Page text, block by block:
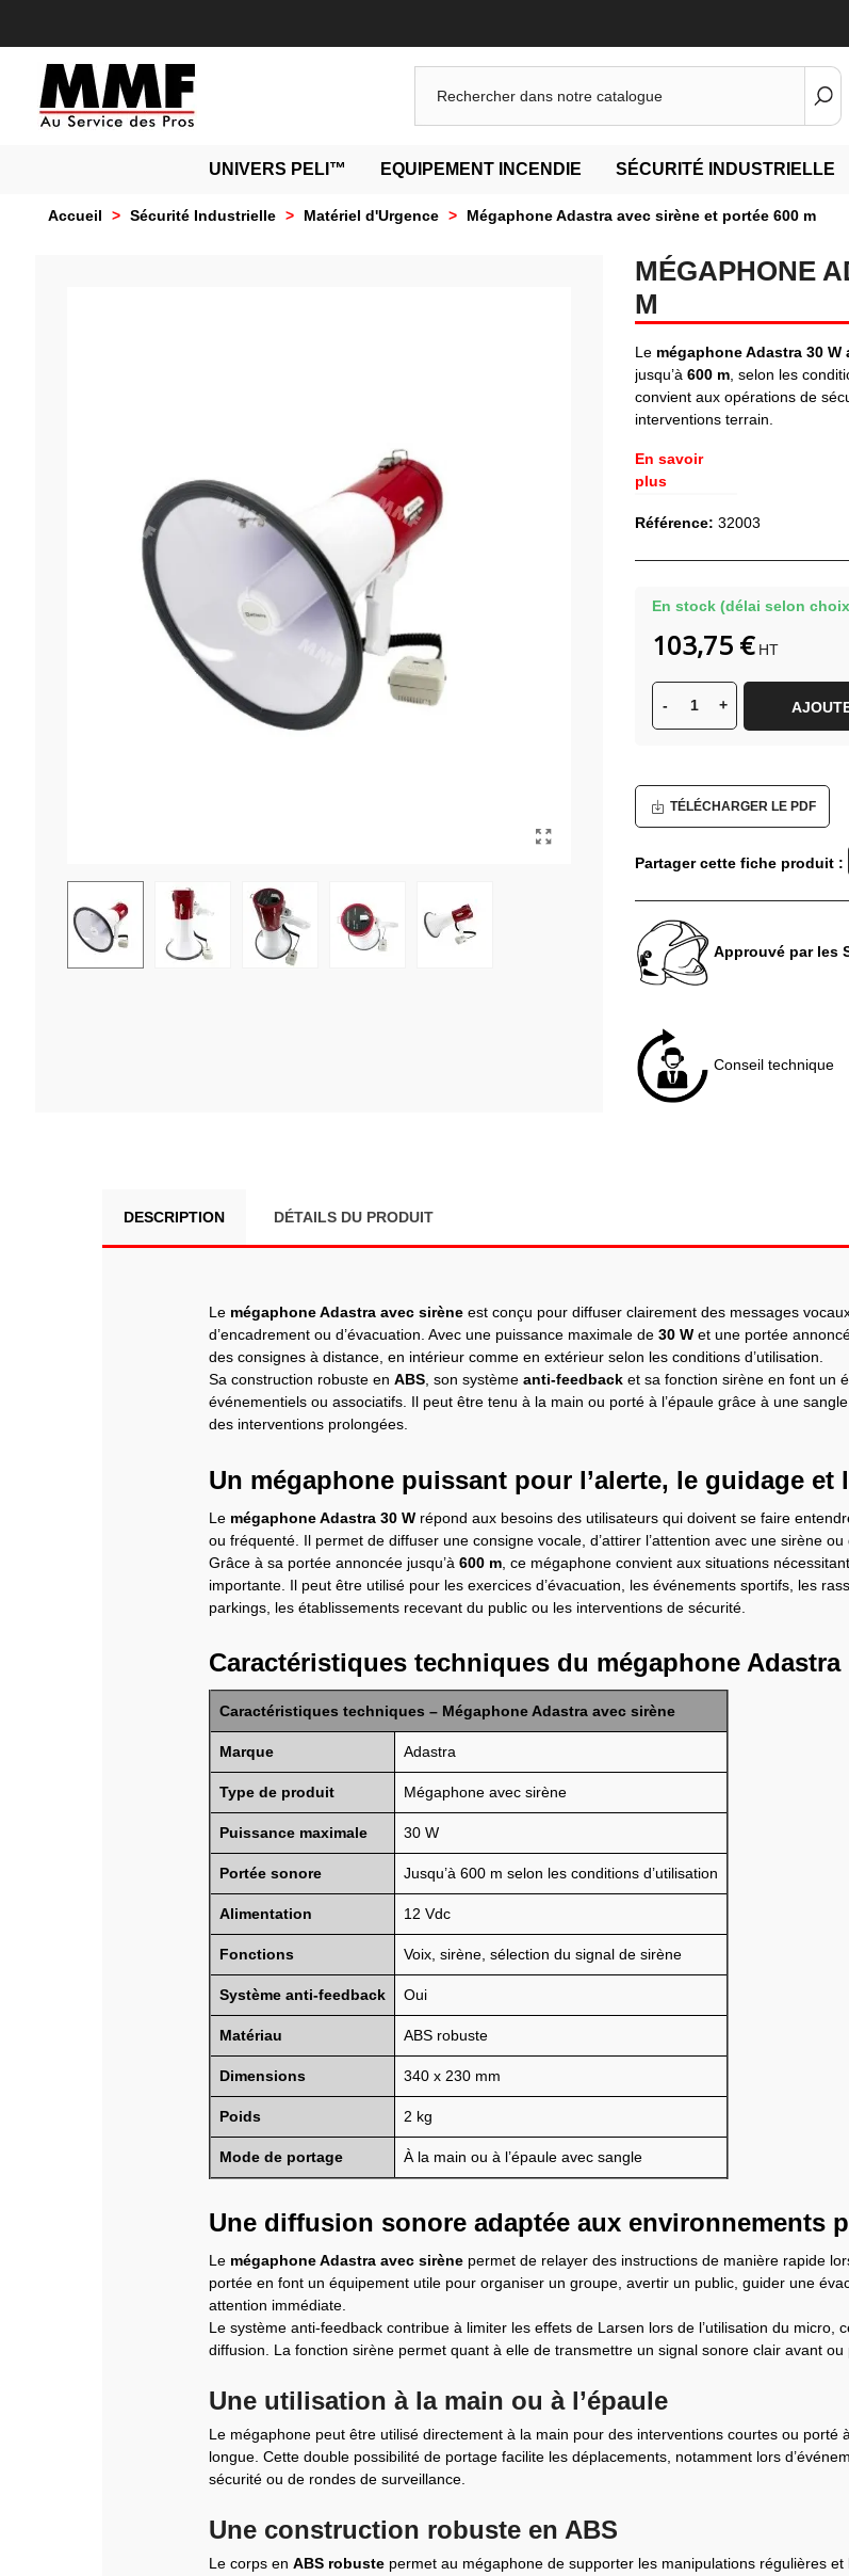
UNIVERS PELI™ EQUIPEMENT INCENDIE SÉCURITÉ INDUSTRIELLE
Accueil > Sécurité Industrielle > Matériel d'Urgence > Mégaphone Adastra avec sirène et portée 600 m
MÉGAPHONE
M
Le mégaphone Adastra 30 W
jusqu’à 600 m, selon les
convient aux opérations de
interventions terrain.
En savoir
plus
Référence: 32003
En stock (délai selon
- +
103,75 € HT
TÉLÉCHARGER LE PDF
Partager cette fiche produit :
Approuvé par les
Conseil technique
DESCRIPTION DÉTAILS DU PRODUIT
Le mégaphone Adastra avec sirène est conçu pour diffuser clairement des messages
d’encadrement ou d’évacuation. Avec une puissance maximale de 30 W et une portée
des consignes à distance, en intérieur comme en extérieur selon les conditions d’utilisation.
Sa construction robuste en ABS, son système anti-feedback et sa fonction sirène en font un
événementiels ou associatifs. Il peut être tenu à la main ou porté à l’épaule grâce à une
des interventions prolongées.
Un mégaphone puissant pour l’alerte, le guidage et
Le mégaphone Adastra 30 W répond aux besoins des utilisateurs qui doivent se faire
ou fréquenté. Il permet de diffuser une consigne vocale, d’attirer l’attention avec une sirène
Grâce à sa portée annoncée jusqu’à 600 m , ce mégaphone convient aux situations
importante. Il peut être utilisé pour les exercices d’évacuation, les événements sportifs, les
parkings, les établissements recevant du public ou les interventions de sécurité.
Caractéristiques techniques du mégaphone Adastra
Caractéristiques techniques – Mégaphone Adastra avec sirène
Marque Adastra
Type de produit Mégaphone avec sirène
Puissance maximale 30 W
Portée sonore Jusqu’à 600 m selon les conditions d’utilisation
Alimentation 12 Vdc
Fonctions Voix, sirène, sélection du signal de sirène
Système anti-feedback Oui
Matériau ABS robuste
Dimensions 340 x 230 mm
Poids 2 kg
Mode de portage À la main ou à l’épaule avec sangle
Une diffusion sonore adaptée aux environnements
Le mégaphone Adastra avec sirène permet de relayer des instructions de manière rapide
portée en font un équipement utile pour organiser un groupe, avertir un public, guider une
attention immédiate.
Le système anti-feedback contribue à limiter les effets de Larsen lors de l’utilisation du micro,
diffusion. La fonction sirène permet quant à elle de transmettre un signal sonore clair avant ou
Une utilisation à la main ou à l’épaule
Le mégaphone peut être utilisé directement à la main pour des interventions courtes ou porté
longue. Cette double possibilité de portage facilite les déplacements, notamment lors
sécurité ou de rondes de surveillance.
Une construction robuste en ABS
Le corps en ABS robuste permet au mégaphone de supporter les manipulations régulières